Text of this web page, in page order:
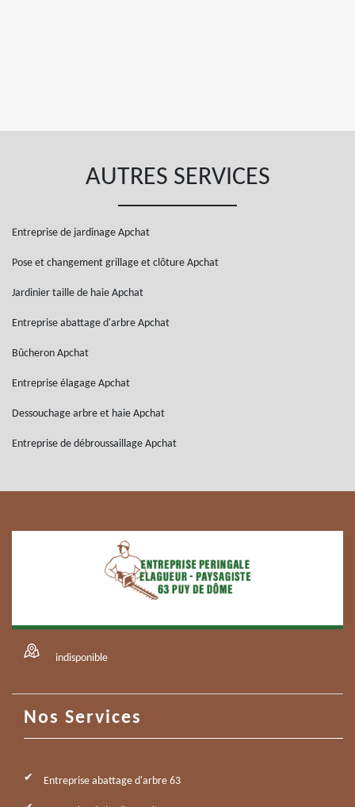
AUTRES SERVICES
Entreprise de jardinage Apchat
Pose et changement grillage et clôture Apchat
Jardinier taille de haie Apchat
Entreprise abattage d'arbre Apchat
Bûcheron Apchat
Entreprise élagage Apchat
Dessouchage arbre et haie Apchat
Entreprise de débroussaillage Apchat
indisponible
Nos Services
Entreprise abattage d'arbre 63